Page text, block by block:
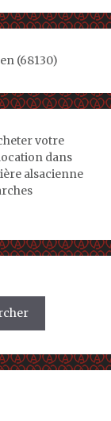
(68130)
votre
dans
alsacienne